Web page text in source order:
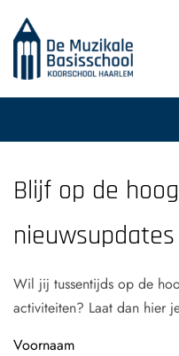
Blijf op de
Wil jij tussentijds op de
activiteiten? Laat dan hier
Voornaam